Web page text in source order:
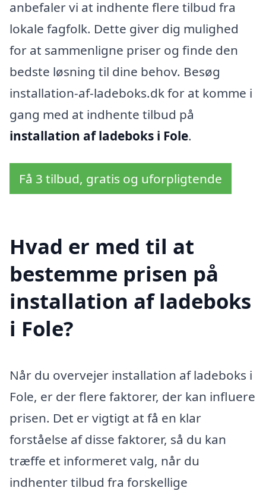
anbefaler vi at indhente flere tilbud fra
lokale fagfolk. Dette giver dig mulighed
for at sammenligne priser og finde den
bedste løsning til dine behov. Besøg
installation-af-ladeboks.dk for at komme i
gang med at indhente tilbud på
installation af ladeboks i Fole.
Få 3 tilbud, gratis og uforpligtende
Hvad er med til at
bestemme prisen på
installation af ladeboks
i Fole?
Når du overvejer installation af ladeboks i
Fole, er der flere faktorer, der kan influere
prisen. Det er vigtigt at få en klar
forståelse af disse faktorer, så du kan
træffe et informeret valg, når du
indhenter tilbud fra forskellige